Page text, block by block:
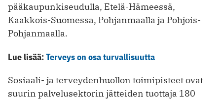
pääkaupunkiseudulla, Etelä-Hämeessä,
Kaakkois-Suomessa, Pohjanmaalla ja Pohjois-
Pohjanmaalla.
Lue lisää:Terveys on osa turvallisuutta
Sosiaali- ja terveydenhuollon toimipisteet ovat
suurin palvelusektorin jätteiden tuottaja 180